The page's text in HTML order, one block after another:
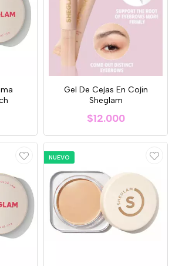
Gel De Cejas En Cojin
Sheglam
$12.000
NUEVO